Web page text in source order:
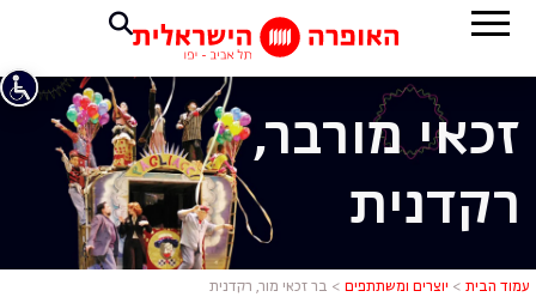
בר זכאי
זכאי מורבר,
רקדנית
עמוד הבית > יוצרים ומשתתפים > בר זכאי מור, רקדנית